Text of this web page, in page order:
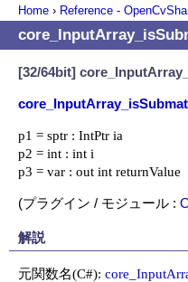
Home › Reference -
[32/64bit]
p1 = sptr : IntPtr ia
p2 = int : int i
p3 = var : out int returnValue
(プラグイン / モジュール :
解説
元関数名(C#):